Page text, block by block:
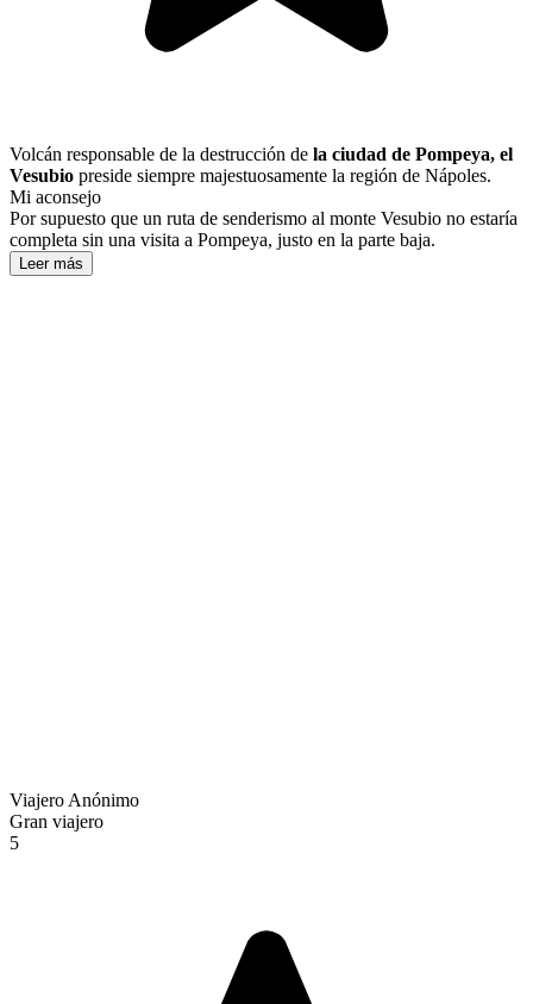
Volcán responsable de la destrucción de la ciudad de Pompeya, el
Vesubio preside siempre majestuosamente la región de Nápoles.
Mi aconsejo
Por supuesto que un ruta de senderismo al monte Vesubio no estaría
completa sin una visita a Pompeya, justo en la parte baja.
Leer más
Viajero Anónimo
Gran viajero
5